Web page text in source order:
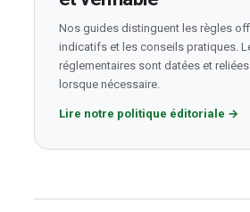
Nos guides distinguent les règles
indicatifs et les conseils pratiques.
réglementaires sont datées et
lorsque nécessaire.
Lire notre politique éditoriale →